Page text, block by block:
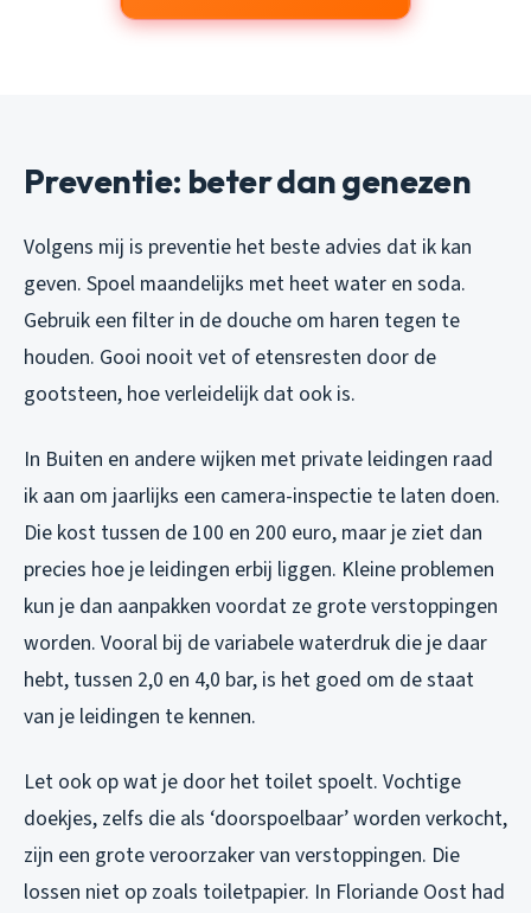
Preventie: beter dan genezen
Volgens mij is preventie het beste advies dat ik kan
geven. Spoel maandelijks met heet water en soda.
Gebruik een filter in de douche om haren tegen te
houden. Gooi nooit vet of etensresten door de
gootsteen, hoe verleidelijk dat ook is.
In Buiten en andere wijken met private leidingen raad
ik aan om jaarlijks een camera-inspectie te laten doen.
Die kost tussen de 100 en 200 euro, maar je ziet dan
precies hoe je leidingen erbij liggen. Kleine problemen
kun je dan aanpakken voordat ze grote verstoppingen
worden. Vooral bij de variabele waterdruk die je daar
hebt, tussen 2,0 en 4,0 bar, is het goed om de staat
van je leidingen te kennen.
Let ook op wat je door het toilet spoelt. Vochtige
doekjes, zelfs die als ‘doorspoelbaar’ worden verkocht,
zijn een grote veroorzaker van verstoppingen. Die
lossen niet op zoals toiletpapier. In Floriande Oost had